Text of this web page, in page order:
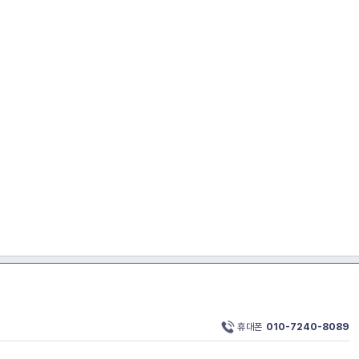
휴대폰 010-7240-8089